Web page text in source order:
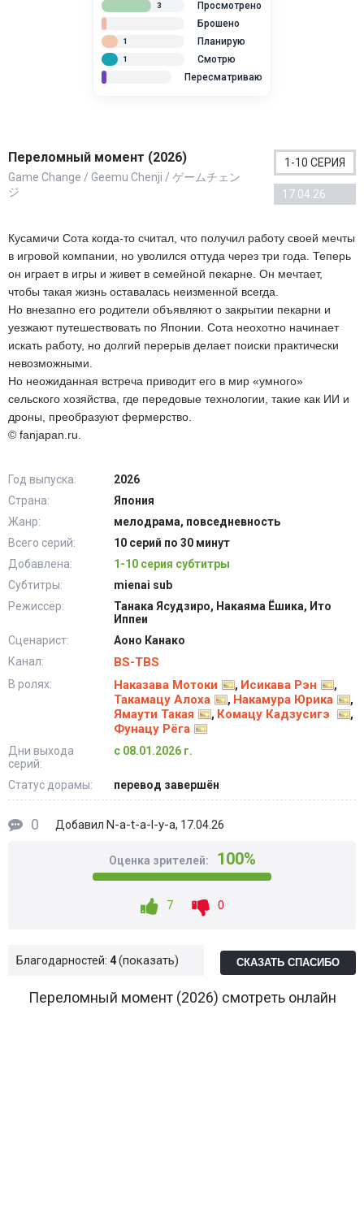
Просмотрено
3
Брошено
Планирую
1
Смотрю
1
Пересматриваю
Переломный момент (2026)
Game Change / Geemu Chenji / ゲームチェン
ジ
1-10 СЕРИЯ
17.04.26
Кусамичи Сота когда-то считал, что получил работу своей мечты
в игровой компании, но уволился оттуда через три года. Теперь
он играет в игры и живет в семейной пекарне. Он мечтает,
чтобы такая жизнь оставалась неизменной всегда.
Но внезапно его родители объявляют о закрытии пекарни и
уезжают путешествовать по Японии. Сота неохотно начинает
искать работу, но долгий перерыв делает поиски практически
невозможными.
Но неожиданная встреча приводит его в мир «умного»
сельского хозяйства, где передовые технологии, такие как ИИ и
дроны, преобразуют фермерство.
© fanjapan.ru.
Год выпуска:
2026
Страна:
Япония
Жанр:
мелодрама, повседневность
Всего серий:
10 серий по 30 минут
Добавлена:
1-10 серия субтитры
Субтитры:
mienai sub
Режиссёр:
Танака Ясудзиро, Накаяма Ёшика, Ито
Иппеи
Сценарист:
Аоно Канако
Канал:
BS-TBS
В ролях: Наказава Мотоки , Исикава Рэн ,
Такамацу Алоха , Накамура Юрика ,
Ямаути Такая , Комацу Кадзусигэ ,
Фунацу Рёга
Дни выхода
серий:
с 08.01.2026 г.
Статус дорамы: перевод завершён
0 Добавил N-a-t-a-l-y-a, 17.04.26
Оценка зрителей: 100%
7 0
Благодарностей: 4 показать СКАЗАТЬ СПАСИБО
Переломный момент (2026) смотреть онлайн